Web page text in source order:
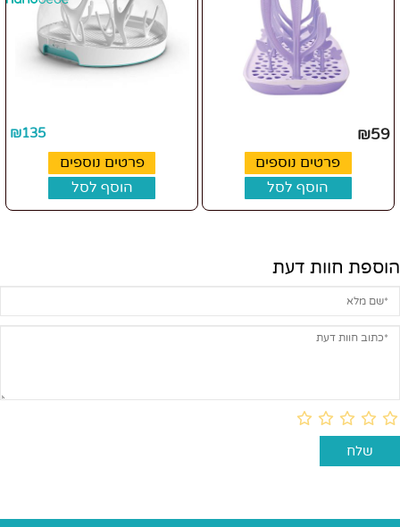
₪59
פרטים נוספים
הוסף לסל
₪135
פרטים נוספים
הוסף לסל
הוספת חוות דעת